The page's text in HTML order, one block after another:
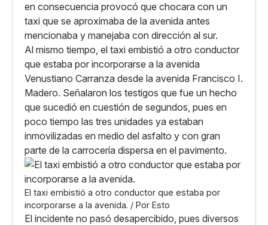
en consecuencia provocó que chocara con un
taxi que se aproximaba de la avenida antes
mencionaba y manejaba con dirección al sur.
Al mismo tiempo, el taxi embistió a otro conductor
que estaba por incorporarse a la avenida
Venustiano Carranza desde la avenida Francisco I.
Madero. Señalaron los testigos que fue un hecho
que sucedió en cuestión de segundos, pues en
poco tiempo las tres unidades ya estaban
inmovilizadas en medio del asfalto y con gran
parte de la carrocería dispersa en el pavimento.
El taxi embistió a otro conductor que estaba por
incorporarse a la avenida. / Por Esto
El incidente no pasó desapercibido, pues diversos